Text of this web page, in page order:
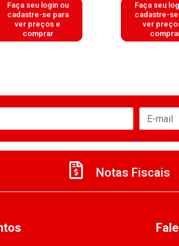
Faça seu login ou
cadastre-se para
ver preços e
comprar
Faça seu
cadastre-
ver
Notas Fiscais